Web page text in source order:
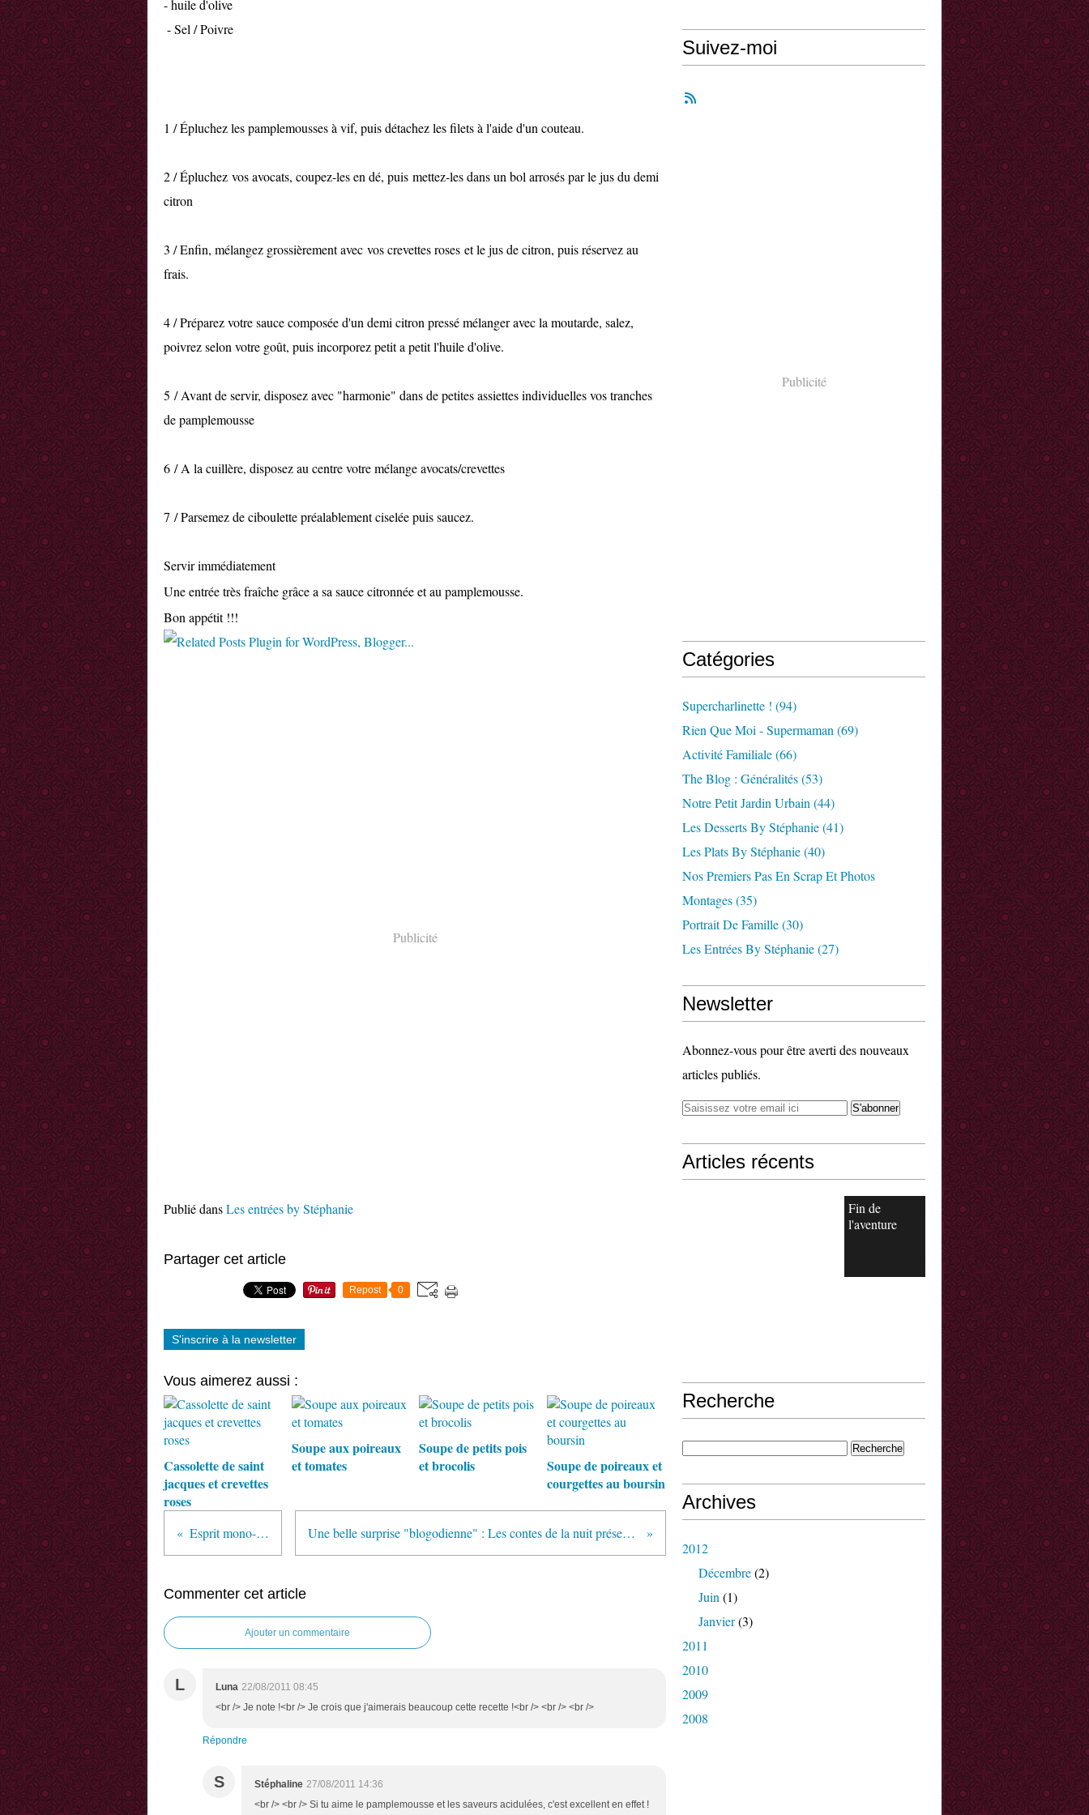
- huile d'olive
- Sel / Poivre
1 / Épluchez les pamplemousses à vif, puis détachez les filets à l'aide d'un couteau.
2 / Épluchez vos avocats, coupez-les en dé, puis mettez-les dans un bol arrosés par le jus du demi
citron
3 / Enfin, mélangez grossièrement avec vos crevettes roses et le jus de citron, puis réservez au
frais.
4 / Préparez votre sauce composée d'un demi citron pressé mélanger avec la moutarde, salez,
poivrez selon votre goût, puis incorporez petit a petit l'huile d'olive.
5 / Avant de servir, disposez avec "harmonie" dans de petites assiettes individuelles vos tranches
de pamplemousse
6 / A la cuillère, disposez au centre votre mélange avocats/crevettes
7 / Parsemez de ciboulette préalablement ciselée puis saucez.
Servir immédiatement
Une entrée très fraîche grâce a sa sauce citronnée et au pamplemousse.
Bon appétit !!!
Publicité
Publié dansLes entrées by Stéphanie
Partager cet article
Repost 0
S'inscrire à la newsletter
Vous aimerez aussi :
Cassolette de saint
jacques et crevettes
roses
Soupe aux poireaux
et tomates
Soupe de petits pois
et brocolis
Soupe de poireaux et
courgettes au boursin
Esprit mono-tâche ... Une belle surprise "blogodienne" : Les contes de la nuit présentés par Michel Ocelot
Commenter cet article
Ajouter un commentaire
L Luna 22/08/2011 08:45
<br /> Je note !<br /> Je crois que j'aimerais beaucoup cette recette !<br /> <br /> <br />
Répondre
S Stéphaline 27/08/2011 14:36
<br /> <br /> Si tu aime le pamplemousse et les saveurs acidulées, c'est excellent en effet !
Suivez-moi
Publicité
Catégories
Supercharlinette ! (94)
Rien Que Moi - Supermaman (69)
Activité Familiale(66)
The Blog : Généralités(53)
Notre Petit Jardin Urbain (44)
Les Desserts By Stéphanie(41)
Les Plats By Stéphanie(40)
Nos Premiers Pas En Scrap Et Photos
Montages(35)
Portrait De Famille(30)
Les Entrées By Stéphanie(27)
Newsletter
Abonnez-vous pour être averti des nouveaux
articles publiés.
Articles récents
Fin de
l'aventure
Recherche
Archives
2012
Décembre(2)
Juin (1)
Janvier(3)
2011
2010
2009
2008